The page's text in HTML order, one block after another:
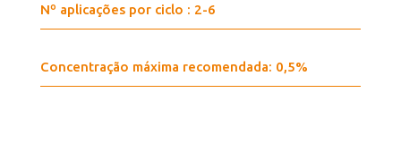
Nº aplicações por ciclo : 2-6
Concentração máxima recomendada: 0,5%